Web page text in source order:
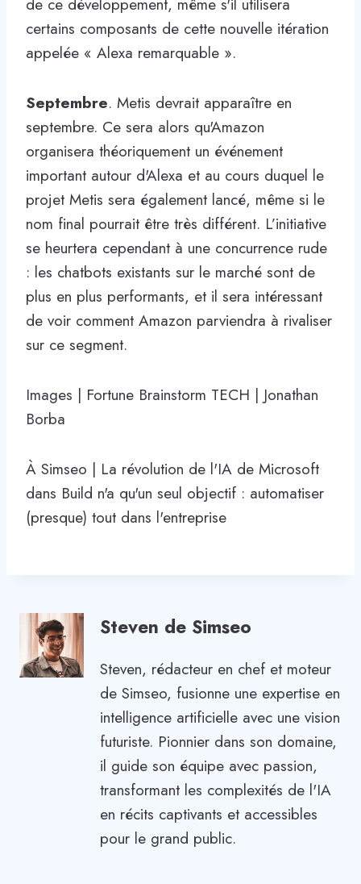
de ce développement, même s'il utilisera
certains composants de cette nouvelle itération
appelée « Alexa remarquable ».
Septembre. Metis devrait apparaître en
septembre. Ce sera alors qu'Amazon
organisera théoriquement un événement
important autour d'Alexa et au cours duquel le
projet Metis sera également lancé, même si le
nom final pourrait être très différent. L’initiative
se heurtera cependant à une concurrence rude
: les chatbots existants sur le marché sont de
plus en plus performants, et il sera intéressant
de voir comment Amazon parviendra à rivaliser
sur ce segment.
Images | Fortune Brainstorm TECH | Jonathan
Borba
À Simseo | La révolution de l'IA de Microsoft
dans Build n'a qu'un seul objectif : automatiser
(presque) tout dans l'entreprise
Steven de Simseo
Steven, rédacteur en chef et moteur
de Simseo, fusionne une expertise en
intelligence artificielle avec une vision
futuriste. Pionnier dans son domaine,
il guide son équipe avec passion,
transformant les complexités de l'IA
en récits captivants et accessibles
pour le grand public.